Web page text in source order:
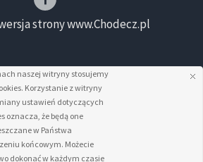
strony www.Chodecz.pl
naszej witryny stosujemy
Korzystanie z witryny
ustawień dotyczących
oznacza, że będą one
w Państwa
końcowym. Możecie
dokonać w każdym czasie